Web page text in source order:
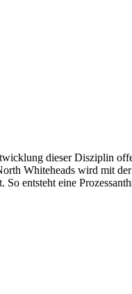
dieser Disziplin
Whiteheads wird mit
entsteht eine